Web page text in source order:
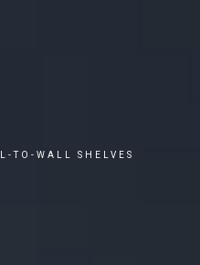
TO-WALL SHELVES